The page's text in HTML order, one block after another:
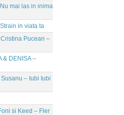
mai las in inima
in viata ta
Pucean –
& DENISA –
– Iubi Iubi
si Keed – Fler